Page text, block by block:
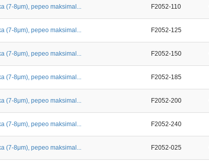
(7-8μm), pepeo maksimal... F2052-110
(7-8μm), pepeo maksimal... F2052-125
(7-8μm), pepeo maksimal... F2052-150
(7-8μm), pepeo maksimal... F2052-185
(7-8μm), pepeo maksimal... F2052-200
(7-8μm), pepeo maksimal... F2052-240
(7-8μm), pepeo maksimal... F2052-025